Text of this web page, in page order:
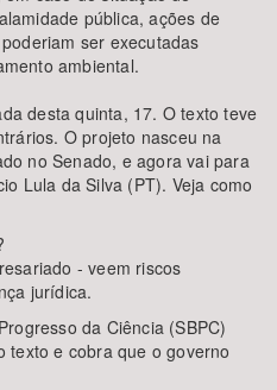
pública, ações de
ser executadas
ambiental.
desta quinta, 17. O texto teve
O projeto nasceu na
no Senado, e agora vai para
Lula da Silva (PT). Veja como
- veem riscos
jurídica.
da Ciência (SBPC)
texto e cobra que o governo